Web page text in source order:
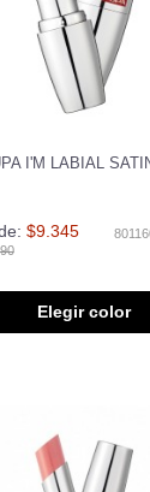
I'M LABIAL
$9.345
Elegir color